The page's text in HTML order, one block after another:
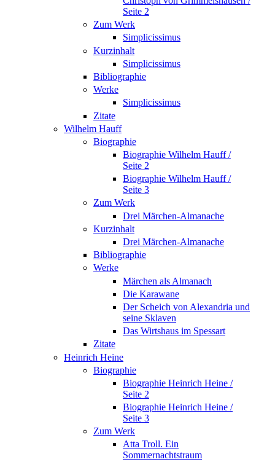
Seite 2
Zum Werk
Simplicissimus
Kurzinhalt
Simplicissimus
Bibliographie
Werke
Simplicissimus
Zitate
Wilhelm Hauff
Biographie
Biographie Wilhelm Hauff /
Seite 2
Biographie Wilhelm Hauff /
Seite 3
Zum Werk
Drei Märchen-Almanache
Kurzinhalt
Drei Märchen-Almanache
Bibliographie
Werke
Märchen als Almanach
Die Karawane
Der Scheich von Alexandria und
seine Sklaven
Das Wirtshaus im Spessart
Zitate
Heinrich Heine
Biographie
Biographie Heinrich Heine /
Seite 2
Biographie Heinrich Heine /
Seite 3
Zum Werk
Atta Troll. Ein
Sommernachtstraum